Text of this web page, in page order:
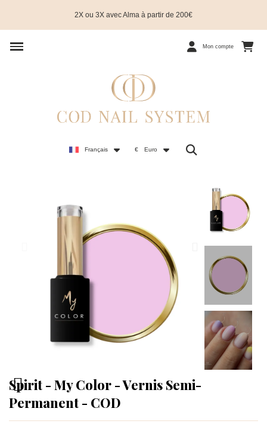
2X ou 3X avec Alma à partir de 200€
Mon compte
Français € Euro
Spirit - My Color - Vernis Semi-
Permanent - COD